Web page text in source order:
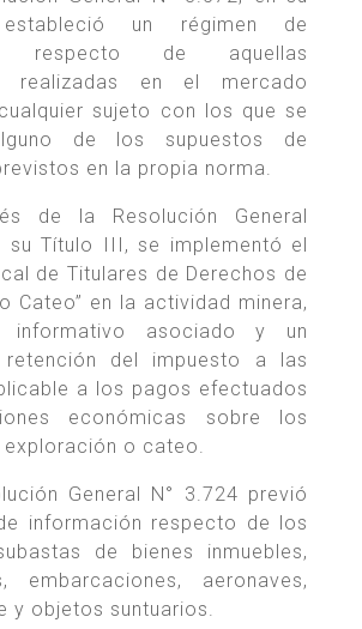
un régimen de
respecto de aquellas
realizadas en el mercado
sujeto con los que se
de los supuestos de
en la propia norma.
de la Resolución General
su Título III, se implementó el
de Titulares de Derechos de
Cateo” en la actividad minera,
informativo asociado y un
retención del impuesto a las
a los pagos efectuados
económicas sobre los
o cateo.
General N° 3.724 previó
información respecto de los
de bienes inmuebles,
embarcaciones, aeronaves,
y objetos suntuarios.